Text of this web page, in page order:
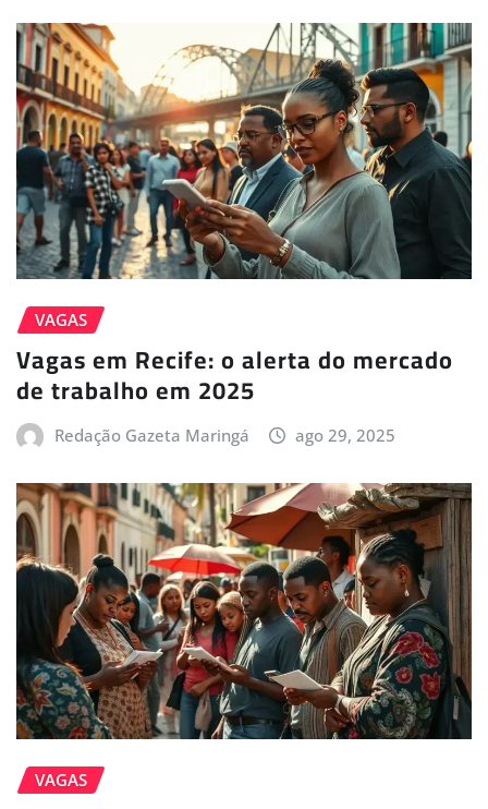
VAGAS
Vagas em Recife: o alerta do mercado
de trabalho em 2025
Redação Gazeta Maringá ago 29, 2025
VAGAS